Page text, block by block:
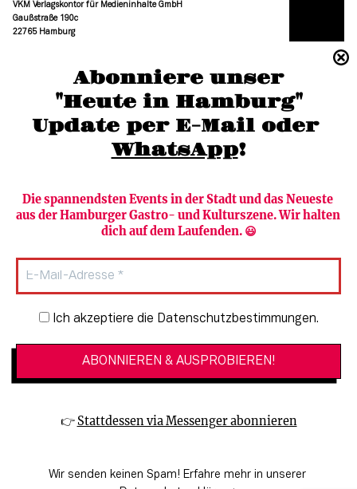
Abonniere unser
"Heute in Hamburg"
Update per E-Mail oder
WhatsApp!
Die spannendsten Events in der Stadt und das Neueste
aus der Hamburger Gastro- und Kulturszene. Wir halten
dich auf dem Laufenden. 😃
Newsletter-Anmeldung
Ich akzeptiere die Datenschutzbestimmungen.
👉 Stattdessen via Messenger abonnieren
Wir senden keinen Spam! Erfahre mehr in unserer
VKM Verlagskontor für Medieninhalte GmbH
Gaußstraße 190c
22765 Hamburg
moc.grubmah-enezs@ofni
Newsletter abonnieren
HAMBURG PUR
🔗 Kinoprogramm
🔗 Genuss-Guide Hamburg
Datenschutzbestimmungen
Barrierefreiheitserklärung